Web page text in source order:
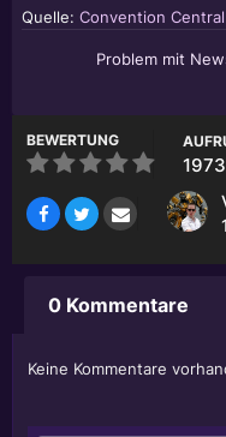
Quelle: Convention Central
Problem mit
BEWERTUNG
1973
0 Kommentare
Keine Kommentare